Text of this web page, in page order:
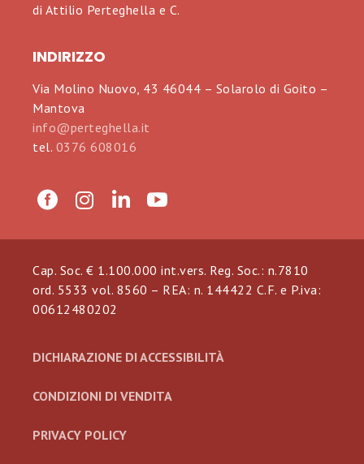
di Attilio Perteghella e C.
INDIRIZZO
Via Molino Nuovo, 43 46044 – Solarolo di Goito –
Mantova
info@perteghella.it
tel. 0376 608016
Cap. Soc. € 1.100.000 int.vers. Reg. Soc.: n.7810
ord. 5533 vol. 8560 – REA: n. 144422 C.F. e P.iva:
00612480202
DICHIARAZIONE DI ACCESSIBILITÀ
CONDIZIONI DI VENDITA
PRIVACY POLICY